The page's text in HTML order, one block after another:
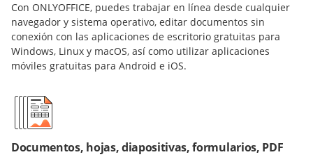
Con ONLYOFFICE, puedes trabajar en línea desde cualquier
navegador y sistema operativo, editar documentos sin
conexión con las aplicaciones de escritorio gratuitas para
Windows, Linux y macOS, así como utilizar aplicaciones
móviles gratuitas para Android e iOS.
Documentos, hojas, diapositivas, formularios, PDF